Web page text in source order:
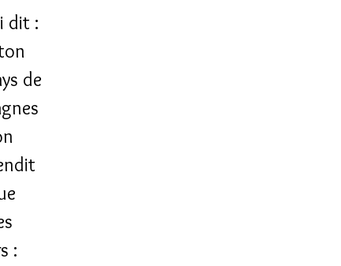
dit :
de
: